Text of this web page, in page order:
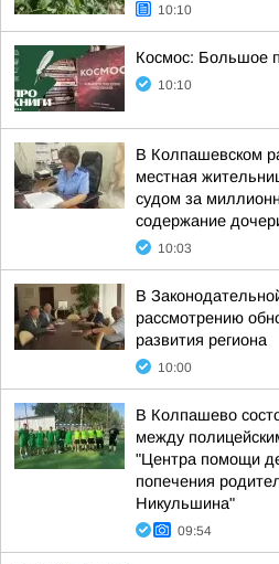
10:10
Космос: Большое
10:10
В Колпашевском
местная
судом за
содержание
10:03
В
рассмотрению
развития региона
10:00
В Колпашево
между
"Центра помощи
попечения
Никульшина"
09:54